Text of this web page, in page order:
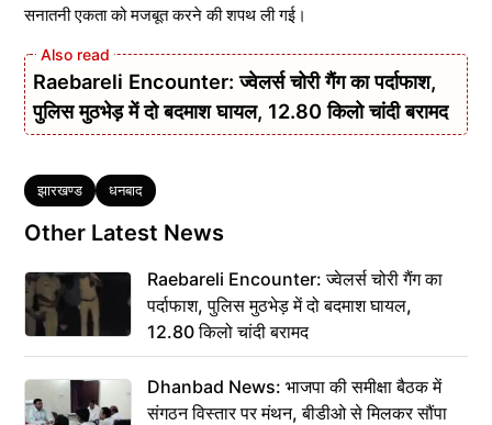
सनातनी एकता को मजबूत करने की शपथ ली गई।
Raebareli Encounter: ज्वेलर्स चोरी गैंग का पर्दाफाश,
पुलिस मुठभेड़ में दो बदमाश घायल, 12.80 किलो चांदी बरामद
Tags
झारखण्ड धनबाद
Other Latest News
Raebareli Encounter: ज्वेलर्स चोरी गैंग का
पर्दाफाश, पुलिस मुठभेड़ में दो बदमाश घायल,
12.80 किलो चांदी बरामद
Dhanbad News: भाजपा की समीक्षा बैठक में
संगठन विस्तार पर मंथन, बीडीओ से मिलकर सौंपा